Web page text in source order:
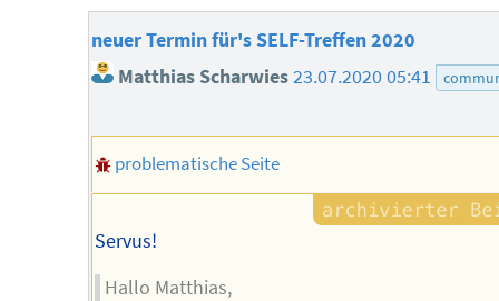
neuer Termin für's SELF-Treffen 2020
Matthias Scharwies23.07.2020 05:41
problematische Seite
Servus!
Hallo Matthias,